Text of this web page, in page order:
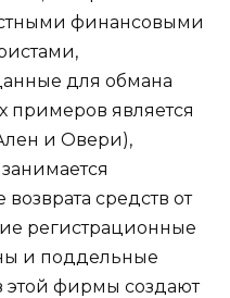
финансовыми
для обмана
примеров является
и Овери),
средств от
регистрационные
и поддельные
фирмы создают